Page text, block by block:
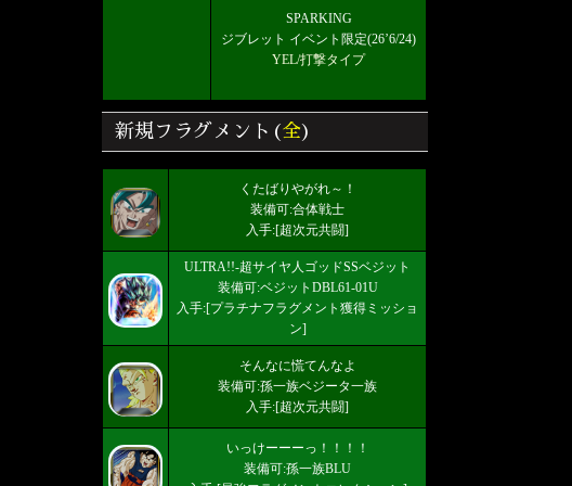
SPARKING
ジブレット イベント限定(26’6/24)
YEL/打撃タイプ
新規フラグメント(全)
くたばりやがれ～！
装備可:合体戦士
入手:[超次元共闘]
ULTRA!!-超サイヤ人ゴッドSSベジット
装備可:ベジットDBL61-01U
入手:[プラチナフラグメント獲得ミッショ
ン]
そんなに慌てんなよ
装備可:孫一族ベジータ一族
入手:[超次元共闘]
いっけーーーっ！！！！
装備可:孫一族BLU